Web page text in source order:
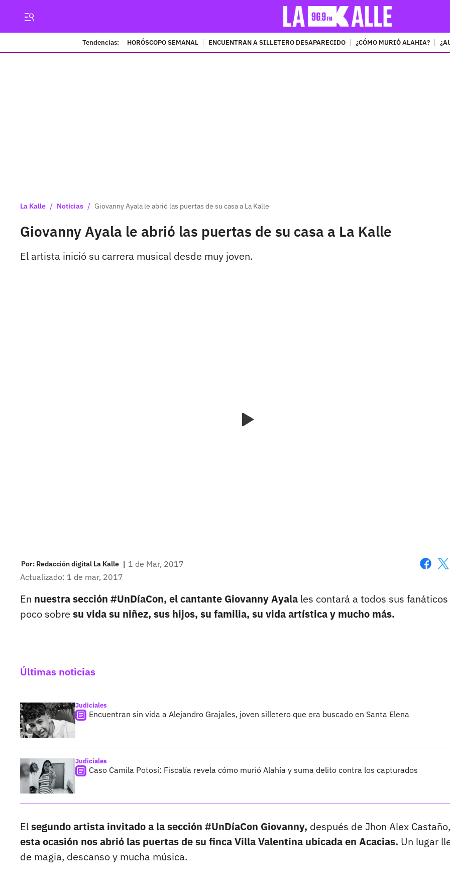
Tendencias: HORÓSCOPO SEMANAL ENCUENTRAN A SILLETERO DESAPARECIDO ¿CÓMO MURIÓ ALAHIA?
La Kalle / Noticias / Giovanny Ayala le abrió las puertas de su casa a La Kalle
Giovanny Ayala le abrió las puertas de su casa a La Kalle
El artista inició su carrera musical desde muy joven.
Por: Redacción digital La Kalle | 1 de Mar, 2017
Actualizado: 1 de mar, 2017
En nuestra sección #UnDíaCon, el cantante Giovanny Ayala les contará a todos sus
poco sobre su vida su niñez, sus hijos, su familia, su vida artística y mucho más.
Últimas noticias
Judiciales
Encuentran sin vida a Alejandro Grajales, joven silletero que era buscado en Santa Elena
Judiciales
Caso Camila Potosí: Fiscalía revela cómo murió Alahía y suma delito contra los capturados
Elsegundo artista invitado a la sección #UnDíaCon Giovanny, después de Jhon Alex
esta ocasión nos abrió las puertas de su finca Villa Valentina ubicada en Acacias. Un lugar
de magia, descanso y mucha música.